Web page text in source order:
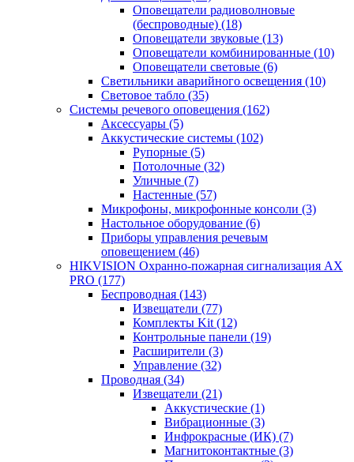
Оповещатели радиоволновые
(беспроводные) (18)
Оповещатели звуковые (13)
Оповещатели комбинированные (10)
Оповещатели световые (6)
Светильники аварийного освещения (10)
Световое табло (35)
Системы речевого оповещения (162)
Аксессуары (5)
Аккустические системы (102)
Рупорные (5)
Потолочные (32)
Уличные (7)
Настенные (57)
Микрофоны, микрофонные консоли (3)
Настольное оборудование (6)
Приборы управления речевым
оповещением (46)
HIKVISION Охранно-пожарная сигнализация AX
PRO (177)
Беспроводная (143)
Извещатели (77)
Комплекты Kit (12)
Контрольные панели (19)
Расширители (3)
Управление (32)
Проводная (34)
Извещатели (21)
Аккустические (1)
Вибрационные (3)
Инфрокрасные (ИК) (7)
Магнитоконтактные (3)